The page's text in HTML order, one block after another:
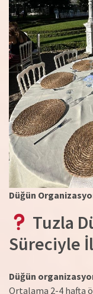
Düğün
Tuzla
Süreciyle
Düğün
Ortalama 2-4 hafta